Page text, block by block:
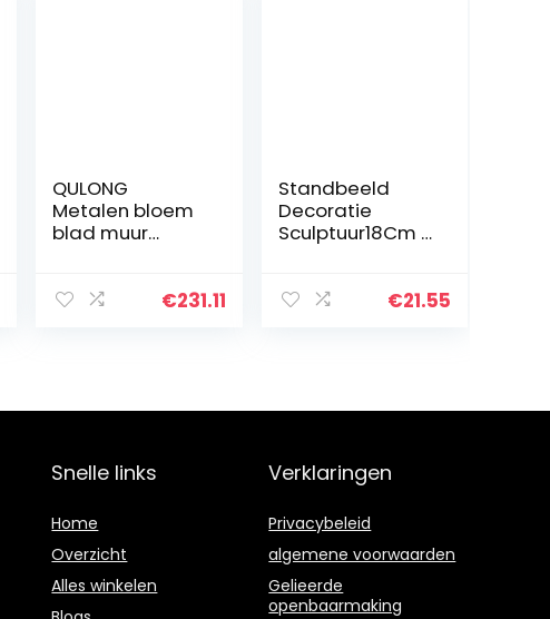
QULONG
Metalen bloem
blad muur
smeedijzeren
€231.11
Standbeeld
Decoratie
Sculptuur18Cm /
State Building
€21.55
Snelle links
Home
Overzicht
Alles winkelen
Verklaringen
Privacybeleid
algemene voorwaarden
Gelieerde
openbaarmaking